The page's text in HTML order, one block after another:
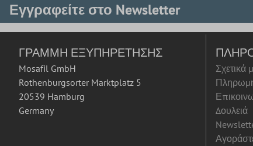
Εγγραφείτε στο Newsletter
ΓΡΑΜΜΉ ΕΞΥΠΗΡΈΤΗΣΗΣ
Mosafil GmbH
Rothenburgsorter Marktplatz 5
20539 Hamburg
Germany
Σχετικά
Δουλειά